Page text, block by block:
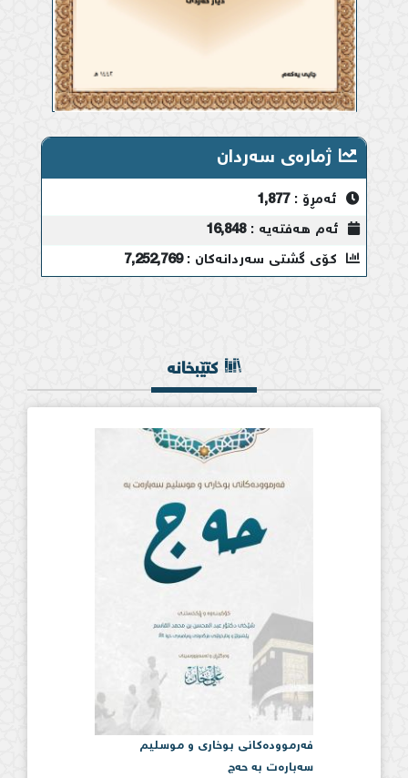
ژمارەی سەردان
ئەمڕۆ :1,877
ئەم هەفتەیە :16,848
کۆی گشتی سەردانەکان :7,252,769
کتێبخانە
فەرموودەكانی بوخاری و موسلیم
سەبارەت بە حەج